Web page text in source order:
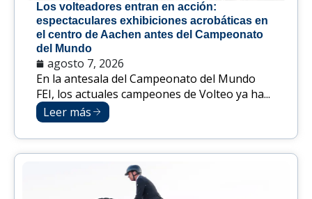
Los volteadores entran en acción:
espectaculares exhibiciones acrobáticas en
el centro de Aachen antes del Campeonato
del Mundo
agosto 7, 2026
En la antesala del Campeonato del Mundo
FEI, los actuales campeones de Volteo ya ha...
Leer más